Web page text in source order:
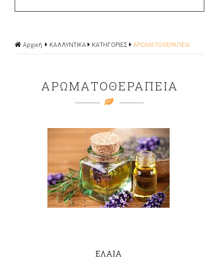
Αρχική ΚΑΛΛΥΝΤΙΚΑ ΚΑΤΗΓΟΡΙΕΣ ΑΡΩΜΑΤΟΘΕΡΑΠΕΙΑ
ΑΡΩΜΑΤΟΘΕΡΑΠΕΙΑ
ΕΛΑΙΑ